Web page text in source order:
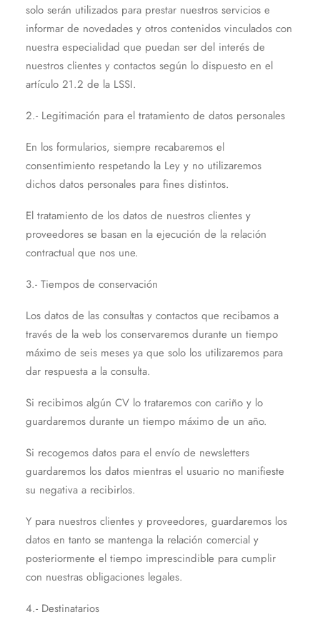
solo serán utilizados para prestar nuestros servicios e
informar de novedades y otros contenidos vinculados con
nuestra especialidad que puedan ser del interés de
nuestros clientes y contactos según lo dispuesto en el
artículo 21.2 de la LSSI.
2.- Legitimación para el tratamiento de datos personales
En los formularios, siempre recabaremos el
consentimiento respetando la Ley y no utilizaremos
dichos datos personales para fines distintos.
El tratamiento de los datos de nuestros clientes y
proveedores se basan en la ejecución de la relación
contractual que nos une.
3.- Tiempos de conservación
Los datos de las consultas y contactos que recibamos a
través de la web los conservaremos durante un tiempo
máximo de seis meses ya que solo los utilizaremos para
dar respuesta a la consulta.
Si recibimos algún CV lo trataremos con cariño y lo
guardaremos durante un tiempo máximo de un año.
Si recogemos datos para el envío de newsletters
guardaremos los datos mientras el usuario no manifieste
su negativa a recibirlos.
Y para nuestros clientes y proveedores, guardaremos los
datos en tanto se mantenga la relación comercial y
posteriormente el tiempo imprescindible para cumplir
con nuestras obligaciones legales.
4.- Destinatarios